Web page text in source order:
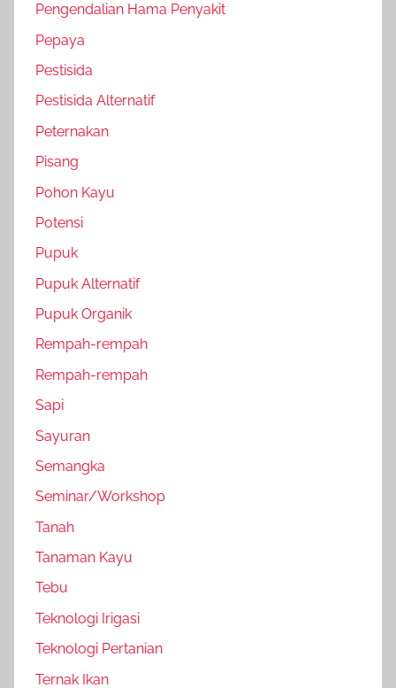
Pengendalian Hama Penyakit
Pepaya
Pestisida
Pestisida Alternatif
Peternakan
Pisang
Pohon Kayu
Potensi
Pupuk
Pupuk Alternatif
Pupuk Organik
Rempah-rempah
Rempah-rempah
Sapi
Sayuran
Semangka
Seminar/Workshop
Tanah
Tanaman Kayu
Tebu
Teknologi Irigasi
Teknologi Pertanian
Ternak Ikan